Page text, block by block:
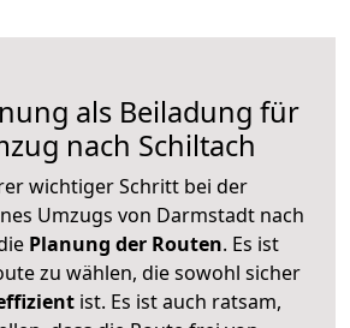
als Beiladung für
nach Schiltach
wichtiger Schritt bei der
Umzugs von Darmstadt nach
Planung der Routen. Es ist
zu wählen, die sowohl sicher
ist. Es ist auch ratsam,